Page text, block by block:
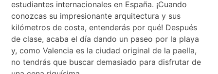
estudiantes internacionales en España. ¡Cuando
conozcas su impresionante arquitectura y sus
kilómetros de costa, entenderás por qué! Después
de clase, acaba el día dando un paseo por la playa
y, como Valencia es la ciudad original de la paella,
no tendrás que buscar demasiado para disfrutar de